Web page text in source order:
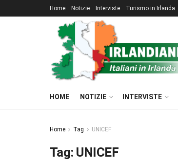
Home Notizie Interviste Turismo in Irlanda
HOME NOTIZIE INTERVISTE
Home Tag UNICEF
Tag: UNICEF